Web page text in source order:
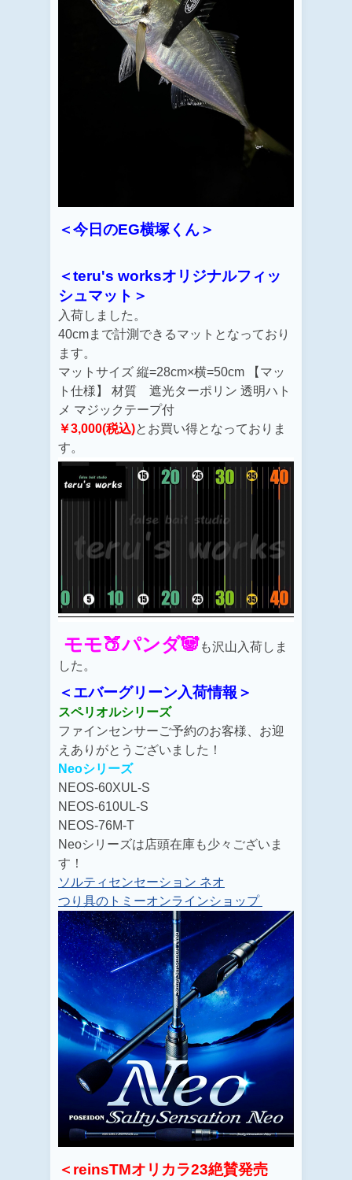
＜今日のEG横塚くん＞
＜teru's worksオリジナルフィッ
シュマット＞
入荷しました。
40cmまで計測できるマットとなっており
ます。
マットサイズ 縦=28cm×横=50cm 【マッ
ト仕様】 材質 遮光ターポリン 透明ハト
メ マジックテープ付
￥3,000(税込)とお買い得となっておりま
す。
モモ🍑パンダ🐼も沢山入荷しま
した。
＜エバーグリーン入荷情報＞
スペリオルシリーズ
ファインセンサーご予約のお客様、お迎
えありがとうございました！
Neoシリーズ
NEOS-60XUL-S
NEOS-610UL-S
NEOS-76M-T
Neoシリーズは店頭在庫も少々ございま
す！
ソルティセンセーション ネオ
つり具のトミーオンラインショップ
＜reinsTMオリカラ23絶賛発売